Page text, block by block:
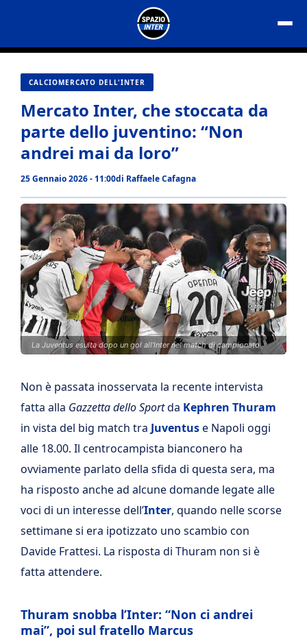
contenuto
CALCIOMERCATO DELL'INTER
Mercato Inter, che stoccata da
parte dello juventino: “Non
andrei mai da loro”
25 Gennaio 2026 - 11:00di Raffaele Cafagna
La Juventus esulta dopo un gol all'Inter nel match di campionato
Non è passata inosservata la recente intervista
fatta alla Gazzetta dello Sportda Kephren Thuram
in vista del big match tra Juventuse Napoli oggi
alle 18.00. Il centrocampista bianconero ha
ovviamente parlato della sfida di questa sera, ma
ha risposto anche ad alcune domande legate alle
voci di un interesse dell’Inter, quando nelle scorse
settimane si era ipotizzato uno scambio con
Davide Frattesi. La risposta di Thuram non si è
fatta attendere.
Thuram snobba l’Inter: “Non ci andrei
mai”, poi sul fratello Marcus